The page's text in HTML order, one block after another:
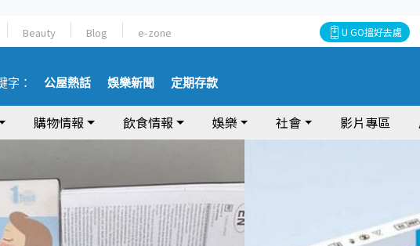
Beauty Blog e-zone U GO搵好去處
字： 公屋熱話 娛樂新聞 定期存款
購物情報 飲食情報 娛樂 社會 影片專區